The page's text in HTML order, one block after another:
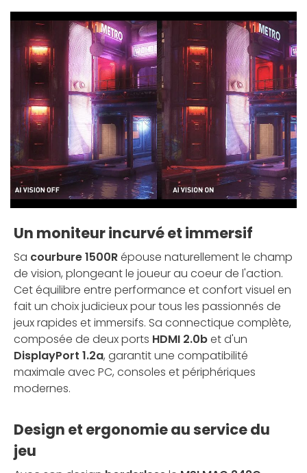
Un moniteur incurvé et immersif
Sa courbure 1500Répouse naturellement le champ
de vision, plongeant le joueur au coeur de l'action.
Cet équilibre entre performance et confort visuel en
fait un choix judicieux pour tous les passionnés de
jeux rapides et immersifs. Sa connectique complète,
composée de deux ports HDMI 2.0bet d'un
DisplayPort 1.2a, garantit une compatibilité
maximale avec PC, consoles et périphériques
modernes.
Design et ergonomie au service du
jeu